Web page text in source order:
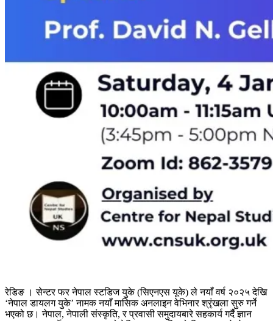
रेडिङ । सेन्टर फर नेपाल स्टडिज युके (सिएनएस यूके) ले नयाँ वर्ष २०२५ देखि
‘नेपाल डायलग युके’ नामक नयाँ मासिक अनलाइन वेभिनार श्रृंखला सुरु गर्ने
भएको छ। नेपाल, नेपाली संस्कृति, र प्रवासी समुदायबारे सहकार्य गर्दै ज्ञान